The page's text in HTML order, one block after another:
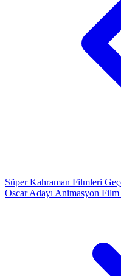
Süper Kahraman Filmleri
Oscar Adayı Animasyon